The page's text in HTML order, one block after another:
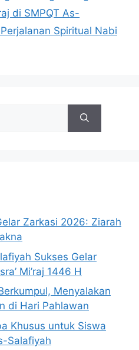
di SMPQT As-
Spiritual Nabi
Zarkasi 2026: Ziarah
Sukses Gelar
Mi’raj 1446 H
Menyalakan
di Hari Pahlawan
Khusus untuk Siswa
Salafiyah